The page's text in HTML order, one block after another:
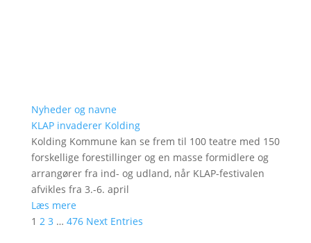
Nyheder og navne
KLAP invaderer Kolding
Kolding Kommune kan se frem til 100 teatre med 150
forskellige forestillinger og en masse formidlere og
arrangører fra ind- og udland, når KLAP-festivalen
afvikles fra 3.-6. april
Læs mere
1 2 3 … 476 Next Entries